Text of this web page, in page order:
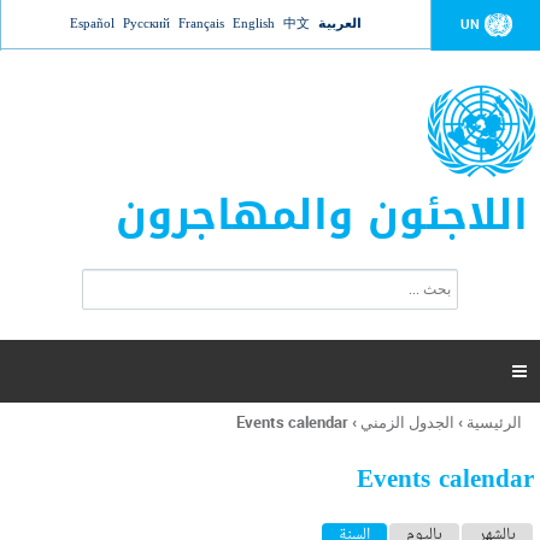
Jump to navigation UN العربية 中文
English
Français
Русский
Español
اللاجئون والمهاجرون
ت
ر
ل
ح
ب

أنت
هنا
الرئيسية › الجدول الزمني ›
Events calendar
Events calendar